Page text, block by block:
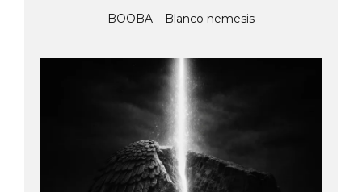
BOOBA – Blanco nemesis